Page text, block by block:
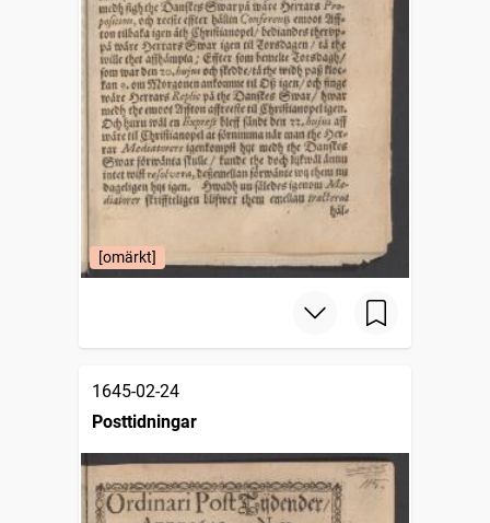
[omärkt]
1645-02-24
Posttidningar